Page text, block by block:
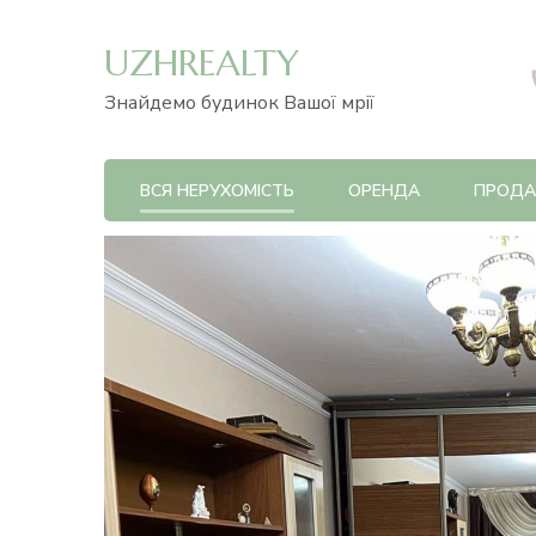
UZHREALTY
Знайдемо будинок Вашої мрії
ВСЯ НЕРУХОМІСТЬ ОРЕНДА